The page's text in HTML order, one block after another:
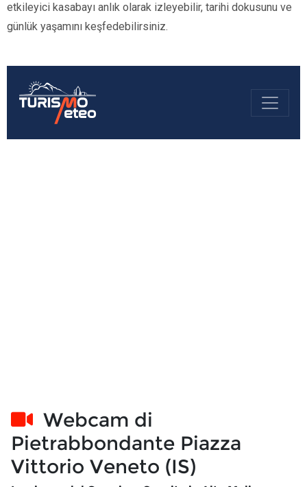
etkileyici kasabayı anlık olarak izleyebilir, tarihi dokusunu ve
günlük yaşamını keşfedebilirsiniz.